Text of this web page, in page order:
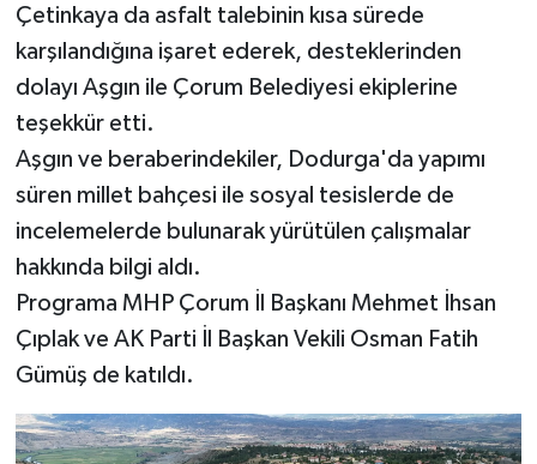
Çetinkaya da asfalt talebinin kısa sürede
karşılandığına işaret ederek, desteklerinden
dolayı Aşgın ile Çorum Belediyesi ekiplerine
teşekkür etti.
Aşgın ve beraberindekiler, Dodurga'da yapımı
süren millet bahçesi ile sosyal tesislerde de
incelemelerde bulunarak yürütülen çalışmalar
hakkında bilgi aldı.
Programa MHP Çorum İl Başkanı Mehmet İhsan
Çıplak ve AK Parti İl Başkan Vekili Osman Fatih
Gümüş de katıldı.